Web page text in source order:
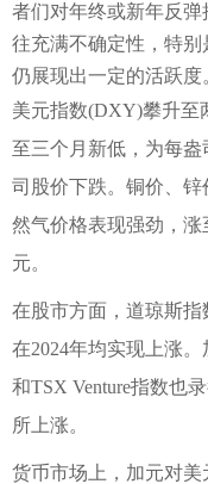
者们对年终或新年反
往充满不确定性，特
仍展现出一定的活跃度
美元指数(DXY)攀升至
至三个月新低，为每盎
司股价下跌。铜价、
然气价格表现强劲，涨
元。
在股市方面，道琼斯指
在2024年均实现上涨
和TSX Venture指数也
所上涨。
货币市场上，加元对美